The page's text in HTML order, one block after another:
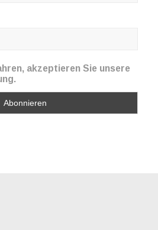
akzeptieren Sie unsere